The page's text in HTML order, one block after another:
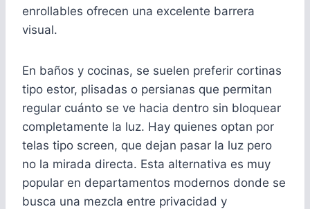
enrollables ofrecen una excelente barrera
visual.
En baños y cocinas, se suelen preferir cortinas
tipo estor, plisadas o persianas que permitan
regular cuánto se ve hacia dentro sin bloquear
completamente la luz. Hay quienes optan por
telas tipo screen, que dejan pasar la luz pero
no la mirada directa. Esta alternativa es muy
popular en departamentos modernos donde se
busca una mezcla entre privacidad y